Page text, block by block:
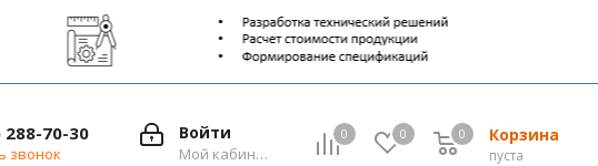
0 0 Корзина
0
пуста
0
Войти
Мой кабинет
288-70-30
звонок